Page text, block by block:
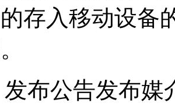
存入移动设备
发布公告发布媒